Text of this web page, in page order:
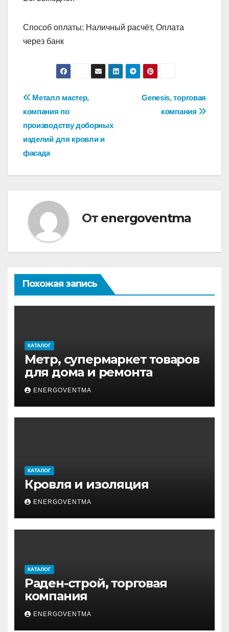
Способ оплаты: Наличный расчёт, Оплата
через банк
Навигация
по
записям
Genesis, торговая
компания
Металл мастер,
компания по
производству доборных
изделий для кровли и
фасада
От energoventma
Похожая запись
КАТАЛОГ
Метр, супермаркет товаров
для дома и ремонта
ENERGOVENTMA
КАТАЛОГ
Кровля и изоляция
ENERGOVENTMA
КАТАЛОГ
Раден-строй, торговая
компания
ENERGOVENTMA